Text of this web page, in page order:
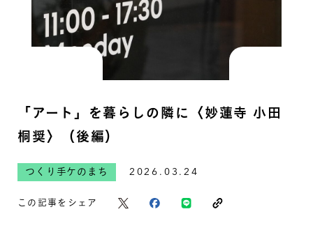
「アート」を暮らしの隣に〈妙蓮寺 小田
桐奨〉（後編）
つくり手ケのまち 2026.03.24
この記事をシェア